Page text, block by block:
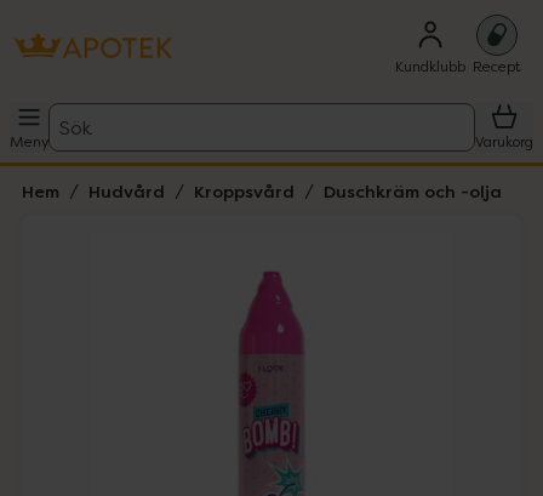
Kundklubb Recept
Meny
Sök
Varukorg
Hem Hudvård Kroppsvård Duschkräm och -olja
Lista: . Innehåller 1 objekt.